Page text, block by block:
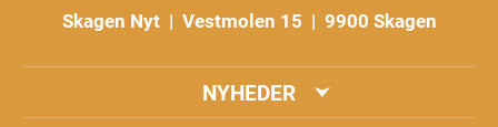
Skagen Nyt | Vestmolen 15 | 9900 Skagen
NYHEDER